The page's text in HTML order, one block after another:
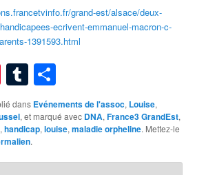
grand-est/alsace/deux-
ecrivent-emmanuel-macron-c-
1391593.html
Pinterest
Tumblr
dans Evénements de l'assoc, Louise,
, et marqué avec DNA,France3 GrandEst,
,handicap,louise,maladie orpheline. Mettez-le
.